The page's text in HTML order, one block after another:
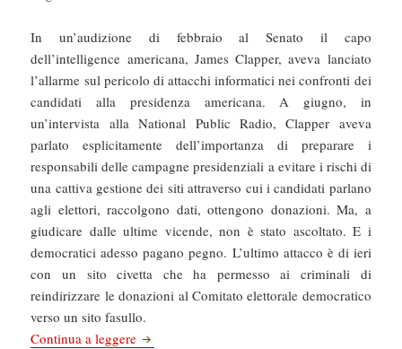
In un’audizione di febbraio al Senato il capo
dell’intelligence americana, James Clapper, aveva lanciato
l’allarme sul pericolo di attacchi informatici nei confronti dei
candidati alla presidenza americana. A giugno, in
un’intervista alla National Public Radio, Clapper aveva
parlato esplicitamente dell’importanza di preparare i
responsabili delle campagne presidenziali a evitare i rischi di
una cattiva gestione dei siti attraverso cui i candidati parlano
agli elettori, raccolgono dati, ottengono donazioni. Ma, a
giudicare dalle ultime vicende, non è stato ascoltato. E i
democratici adesso pagano pegno. L’ultimo attacco è di ieri
con un sito civetta che ha permesso ai criminali di
reindirizzare le donazioni al Comitato elettorale democratico
verso un sito fasullo.
Continua a leggere La Repubblica: Elezioni Usa, hackeraggio: